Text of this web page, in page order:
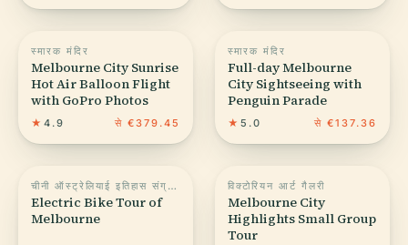
स्मारक मंदिर
Melbourne City Sunrise
Hot Air Balloon Flight
with GoPro Photos
★ 4.9 से €379.45
स्मारक मंदिर
Full-day Melbourne
City Sightseeing with
Penguin Parade
★ 5.0 से €137.36
चीनी ऑस्ट्रेलियाई इतिहास संग्रहालय
Electric Bike Tour of
Melbourne
विक्टोरियन आर्ट गैलरी
Melbourne City
Highlights Small Group
Tour